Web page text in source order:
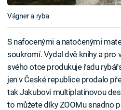
Vágner a ryba
S nafocenými a natočenými
soukromí. Vydal dvě knihy a pro
svého otce produkuje řadu
jen v České republice prodalo
tak Jakubovi multiplatinovou
to můžete díky ZOOMu snadno